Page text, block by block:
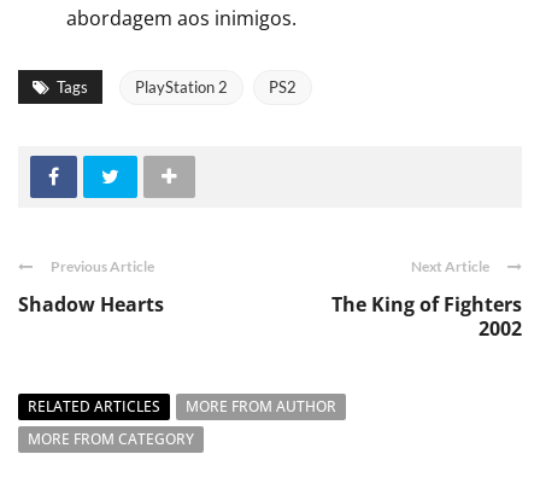
abordagem aos inimigos.
Tags PlayStation 2 PS2
Previous Article
Shadow Hearts
Next Article
The King of Fighters
2002
RELATED ARTICLES
MORE FROM AUTHOR
MORE FROM CATEGORY